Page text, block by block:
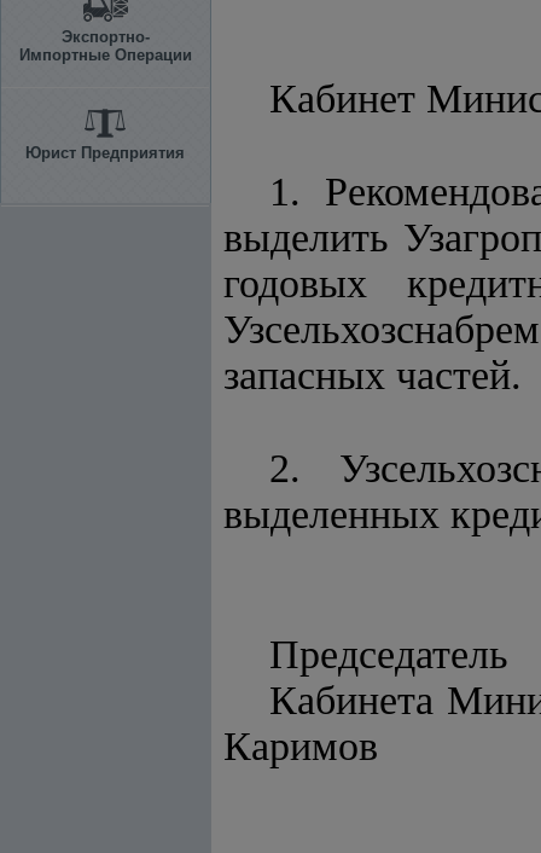
Экспортно-
Импортные Операции
Юрист Предприятия
Кабинет
1.
выделить
годовых
запасных частей.
2.
выделенных
Председатель
Каримов